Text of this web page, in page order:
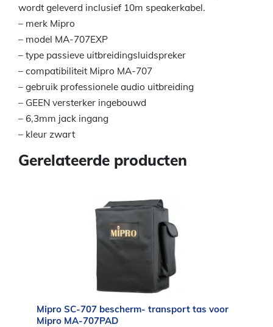
wordt geleverd inclusief 10m speakerkabel.
– merk Mipro
– model MA-707EXP
– type passieve uitbreidingsluidspreker
– compatibiliteit Mipro MA-707
– gebruik professionele audio uitbreiding
– GEEN versterker ingebouwd
– 6,3mm jack ingang
– kleur zwart
Gerelateerde producten
Mipro SC-707 bescherm- transport tas voor
Mipro MA-707PAD